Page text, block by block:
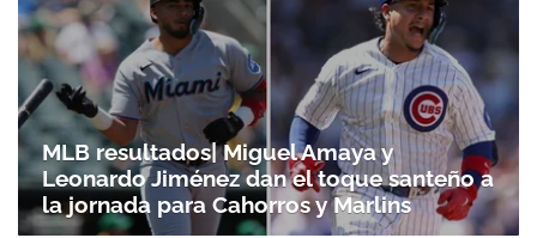
MLB resultados| Miguel Amaya y
Leonardo Jiménez dan el toque santeño a
la jornada para Cahorros y Marlins